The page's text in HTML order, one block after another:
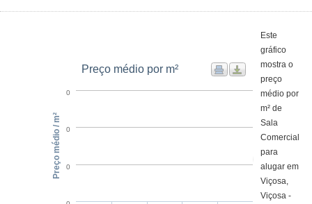
Preço médio por m²
0
0
0
Preço médio / m²
Este
gráfico
mostra o
preço
médio por
m² de
Sala
Comercial
para
alugar em
Viçosa,
Viçosa -